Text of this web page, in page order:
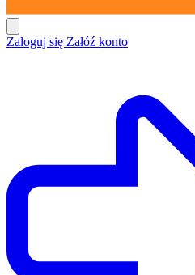
Zaloguj się Załóź konto